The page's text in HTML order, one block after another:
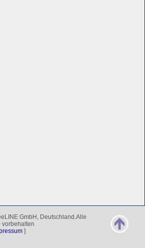
GmbH, Deutschland.Alle
vorbehalten
]